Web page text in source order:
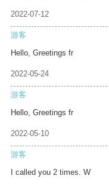
2022-07-12
游客
Hello, Greetings fr
2022-05-24
游客
Hello, Greetings fr
2022-05-10
游客
I called you 2 times. W